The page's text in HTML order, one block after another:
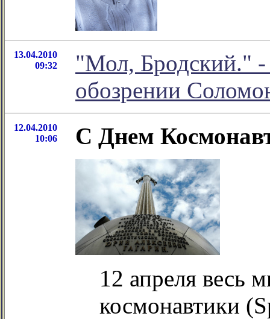
13.04.2010
09:32
"Мол, Бродский." -
обозрении
12.04.2010
10:06
C Днем
12 апреля весь
космонавтики